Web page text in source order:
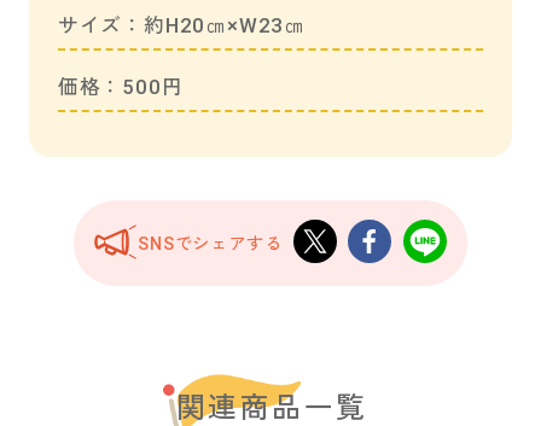
サイズ：約H20㎝×W23㎝
価格：500円
SNSでシェアする
関連商品一覧